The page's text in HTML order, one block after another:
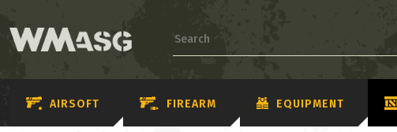
AIRSOFT FIREARM EQUIPMENT